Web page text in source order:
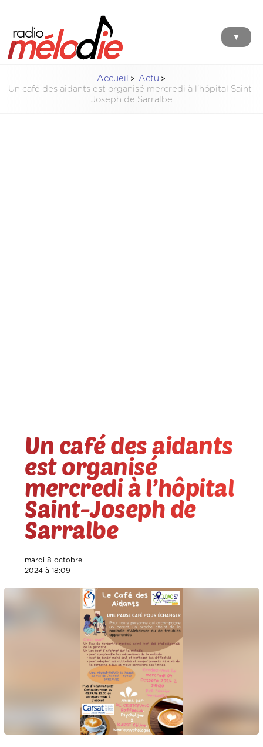
▼
Accueil
Actu
Un café des aidants est organisé mercredi à l’hôpital Saint-
Joseph de Sarralbe
Un café des aidants
est organisé
mercredi à l’hôpital
Saint-Joseph de
Sarralbe
mardi 8 octobre
2024 à 18:09